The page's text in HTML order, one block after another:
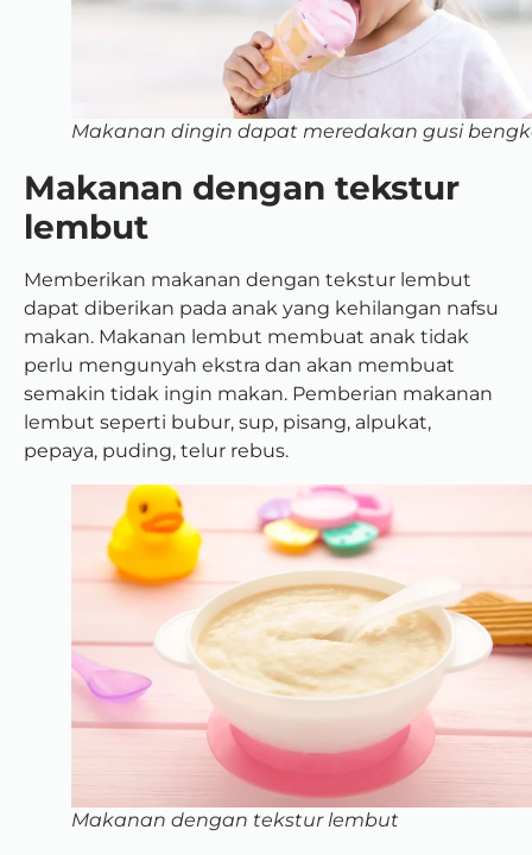
Makanan dingin dapat meredakan gusi
Makanan dengan tekstur
lembut
Memberikan makanan dengan tekstur lembut
dapat diberikan pada anak yang kehilangan nafsu
makan. Makanan lembut membuat anak tidak
perlu mengunyah ekstra dan akan membuat
semakin tidak ingin makan. Pemberian makanan
lembut seperti bubur, sup, pisang, alpukat,
pepaya, puding, telur rebus.
Makanan dengan tekstur lembut